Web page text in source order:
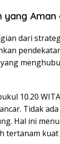
Aman
dari
10.20
Tidak
Hal ini
tertanam